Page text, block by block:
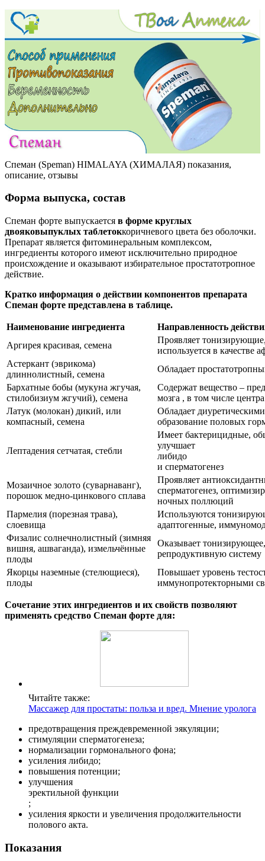
Спеман (Speman) HIMALAYA (ХИМАЛАЯ) показания,
описание, отзывы
Форма выпуска, состав
Спеман форте выпускается в форме круглых
двояковыпуклых таблетоккоричневого цвета без оболочки.
Препарат является фитоминеральным комплексом,
ингредиенты которого имеют исключительно природное
происхождение и оказывают избирательное простатотропное
действие.
Кратко информация о действии компонентов препарата
Спеман форте представлена в таблице.
Наименование ингредиента
Направленность
Аргирея красивая, семена
Проявляет
используется в качестве
Астеркант (эврикома)
длиннолистный, семена
Обладает
Бархатные бобы (мукуна жгучая,
стилобизиум жгучий), семена
Содержат вещество –
мозга , в том числе
Латук (молокан) дикий, или
компасный, семена
Обладает
образование половых
Лептадения сетчатая, стебли
Имеет бактерицидные,
улучшает
либидо
и сперматогенез
Мозаичное золото (суварнаванг),
порошок медно-цинкового сплава
Проявляет
сперматогенез,
ночных поллюций
Пармелия (порезная трава),
слоевища
Используются
адаптогенные,
Физалис солнечнолистный (зимняя
вишня, ашваганда), измельчённые
плоды
Оказывает
репродуктивную систему
Якорцы наземные (стелющиеся),
плоды
Повышает уровень
иммунопротекторными
Сочетание этих ингредиентов и их свойств позволяют
применять средство Спеман форте для:
Читайте также:
Массажер для простаты: польза и вред. Мнение уролога
предотвращения преждевременной эякуляции;
стимуляции сперматогенеза;
нормализации гормонального фона;
усиления либидо;
повышения потенции;
улучшения
эректильной функции
;
усиления яркости и увеличения продолжительности
полового акта.
Показания